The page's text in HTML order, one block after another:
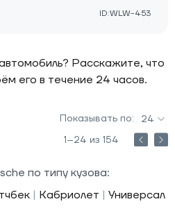
ID:WLW-453
Расскажите, что
его в течение 24 часов.
Показывать по:
24
1–24 из 154
по типу кузова:
| Кабриолет | Универсал